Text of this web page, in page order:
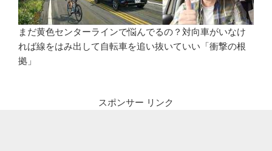
まだ黄色センターラインで悩んでるの？対向車がいなけ
れば線をはみ出して自転車を追い抜いていい「衝撃の根
拠」
スポンサー リンク